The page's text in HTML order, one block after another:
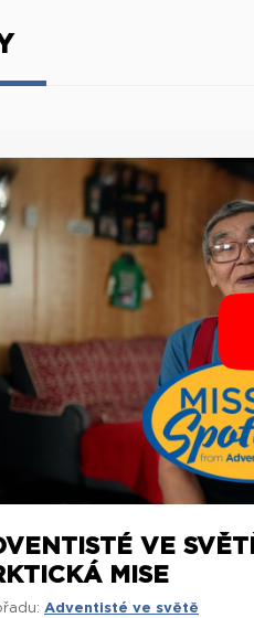
VE
MISE
Adventisté ve světě